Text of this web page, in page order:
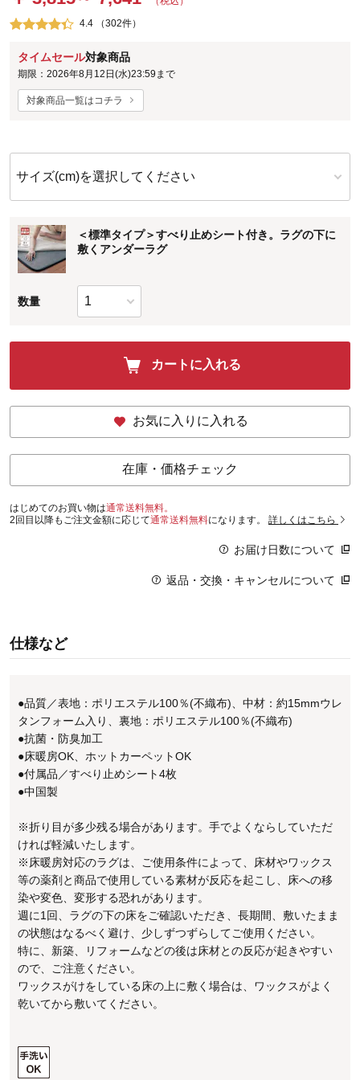
4.4 （302件）
タイムセール対象商品
期限：2026年8月12日(水)23:59まで
対象商品一覧はコチラ
サイズ(cm)を選択してください
＜標準タイプ＞すべり止めシート付き。ラグの下に
敷くアンダーラグ
数量
カートに入れる
お気に入りに入れる
在庫・価格チェック
はじめてのお買い物は通常送料無料。
2回目以降もご注文金額に応じて通常送料無料になります。 詳しくはこちら
お届け日数について
返品・交換・キャンセルについて
仕様など
●品質／表地：ポリエステル100％(不織布)、中材：約15mmウレ
タンフォーム入り、裏地：ポリエステル100％(不織布)
●抗菌・防臭加工
●床暖房OK、ホットカーペットOK
●付属品／すべり止めシート4枚
●中国製
※折り目が多少残る場合があります。手でよくならしていただ
ければ軽減いたします。
※床暖房対応のラグは、ご使用条件によって、床材やワックス
等の薬剤と商品で使用している素材が反応を起こし、床への移
染や変色、変形する恐れがあります。
週に1回、ラグの下の床をご確認いただき、長期間、敷いたまま
の状態はなるべく避け、少しずつずらしてご使用ください。
特に、新築、リフォームなどの後は床材との反応が起きやすい
ので、ご注意ください。
ワックスがけをしている床の上に敷く場合は、ワックスがよく
乾いてから敷いてください。